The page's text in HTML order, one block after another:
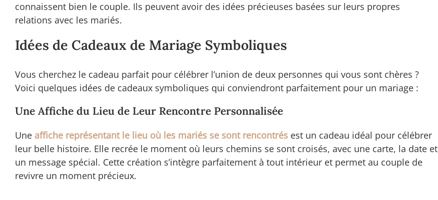
connaissent bien le couple. Ils peuvent avoir des idées précieuses basées sur leurs propres
relations avec les mariés.
Idées de Cadeaux de Mariage Symboliques
Vous cherchez le cadeau parfait pour célébrer l’union de deux personnes qui vous sont chères ?
Voici quelques idées de cadeaux symboliques qui conviendront parfaitement pour un mariage :
Une Affiche du Lieu de Leur Rencontre Personnalisée
Une affiche représentant le lieu où les mariés se sont rencontrés est un cadeau idéal pour célébrer
leur belle histoire. Elle recrée le moment où leurs chemins se sont croisés, avec une carte, la date et
un message spécial. Cette création s’intègre parfaitement à tout intérieur et permet au couple de
revivre un moment précieux.